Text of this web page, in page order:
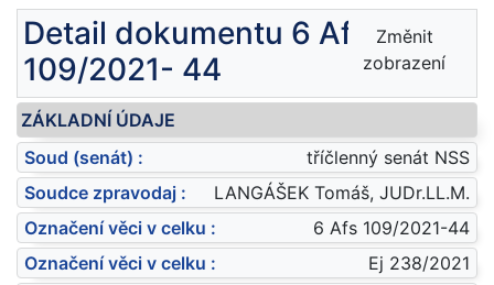
Detail dokumentu 6 Afs
109/2021- 44
Změnit
zobrazení
ZÁKLADNÍ ÚDAJE
Soud (senát) :
tříčlenný senát NSS
Soudce zpravodaj :
LANGÁŠEK Tomáš, JUDr.LL.M.
Označení věci v celku :
6 Afs 109/2021-44
Označení věci v celku :
Ej 238/2021